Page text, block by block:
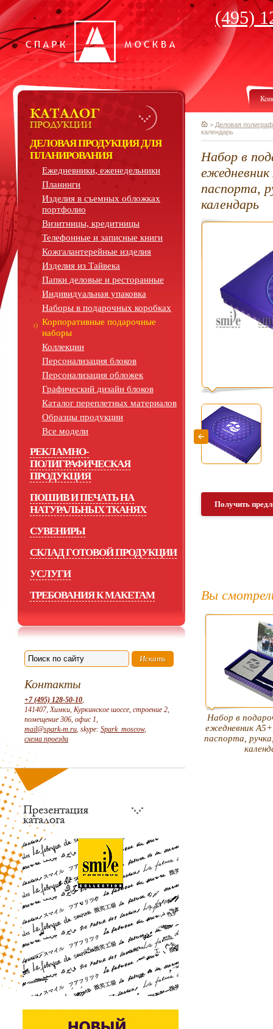
(495)
ДЕЛОВАЯ ПРОДУКЦИЯ ДЛЯ
ПЛАНИРОВАНИЯ
Ежедневники, еженедельники
Планинги
Изделия в съемных обложках
портфолио
Визитницы, кредитницы
Телефонные и записные книги
Кожгалантерейные изделия
Изделия из Тайвека
Папки деловые и ресторанные
Индивидуальная упаковка
Наборы в подарочных коробках
Корпоративные подарочные
наборы
Коллекции
Персонализация блоков
Персонализация обложек
Графический дизайн блоков
Каталог переплетных материалов
Образцы продукции
Все модели
РЕКЛАМНО-
ПОЛИГРАФИЧЕСКАЯ
ПРОДУКЦИЯ
ПОШИВ И ПЕЧАТЬ НА
НАТУРАЛЬНЫХ ТКАНЯХ
СУВЕНИРЫ
СКЛАД ГОТОВОЙ ПРОДУКЦИИ
УСЛУГИ
ТРЕБОВАНИЯ К МАКЕТАМ
Контакты
+7 (495) 128-50-10,
141407, Химки, Куркинское шоссе, строение 2,
помещение 306, офис 1,
mail@spark-m.ru, skype: Spark_moscow,
схема проезда
> Деловая
календарь
Набор в
паспорта,
календарь
Получить
Вы
Набор в
ежедневник
паспорта,